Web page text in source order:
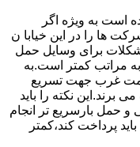
به ویژه اگر
ها را در این خیابا ن
برای وسایل حمل
مراتب کمتر است.به
غرب جهت تسریع
برند.این نکته را باید
حمل بارسریع تر انجام
پرداخت کند،کمتر